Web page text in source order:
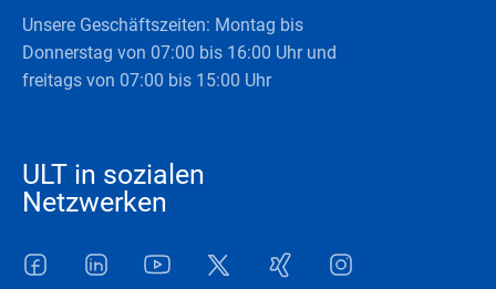
Unsere Geschäftszeiten: Montag bis
Donnerstag von 07:00 bis 16:00 Uhr und
freitags von 07:00 bis 15:00 Uhr
ULT in sozialen
Netzwerken
Facebook LinkedInYoutube Twitter